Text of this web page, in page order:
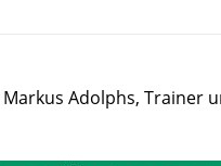
Adolphs, Trainer